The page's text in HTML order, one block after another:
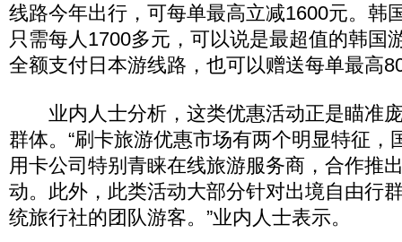
线路今年出行，可每单最高立减1600元。韩
只需每人1700多元，可以说是最超值的韩国
全额支付日本游线路，也可以赠送每单最高
业内人士分析，这类优惠活动正是瞄准
群体。“刷卡旅游优惠市场有两个明显特征，
用卡公司特别青睐在线旅游服务商，合作推
动。此外，此类活动大部分针对出境自由行
统旅行社的团队游客。”业内人士表示。